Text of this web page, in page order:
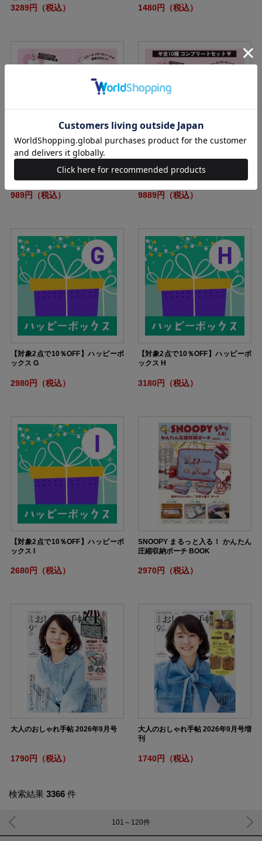
3289円（税込） 1480円（税込）
JILL by JILL STUART ミラーつき
リボンチャームセットBOOK
989円（税込）
【コンプリートセット】JILL by JIL
L STUART ミラーつきリボンチャー
9889円（税込）
【対象2点で10％OFF】ハッピーボ
ックス G
2980円（税込）
【対象2点で10％OFF】ハッピーボ
ックス H
3180円（税込）
【対象2点で10％OFF】ハッピーボ
ックス I
2680円（税込）
SNOOPY まるっと入る！ かんたん
圧縮収納ポーチ BOOK
2970円（税込）
大人のおしゃれ手帖 2026年9月号
1790円（税込）
大人のおしゃれ手帖 2026年9月号増
刊
1740円（税込）
検索結果 3366 件
101～120件